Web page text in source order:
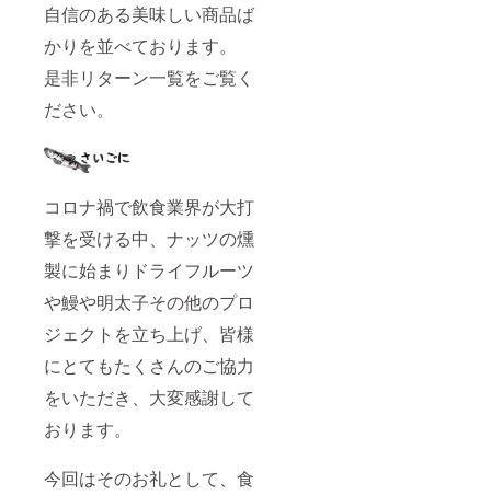
自信のある美味しい商品ば
かりを並べております。
是非リターン一覧をご覧く
ださい。
コロナ禍で飲食業界が大打
撃を受ける中、ナッツの燻
製に始まりドライフルーツ
や鰻や明太子その他のプロ
ジェクトを立ち上げ、皆様
にとてもたくさんのご協力
をいただき、大変感謝して
おります。
今回はそのお礼として、食